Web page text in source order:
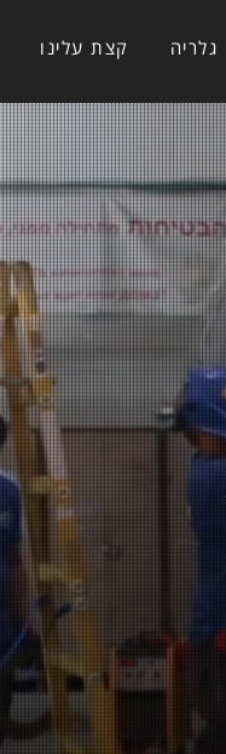
גלריה קצת עלינו